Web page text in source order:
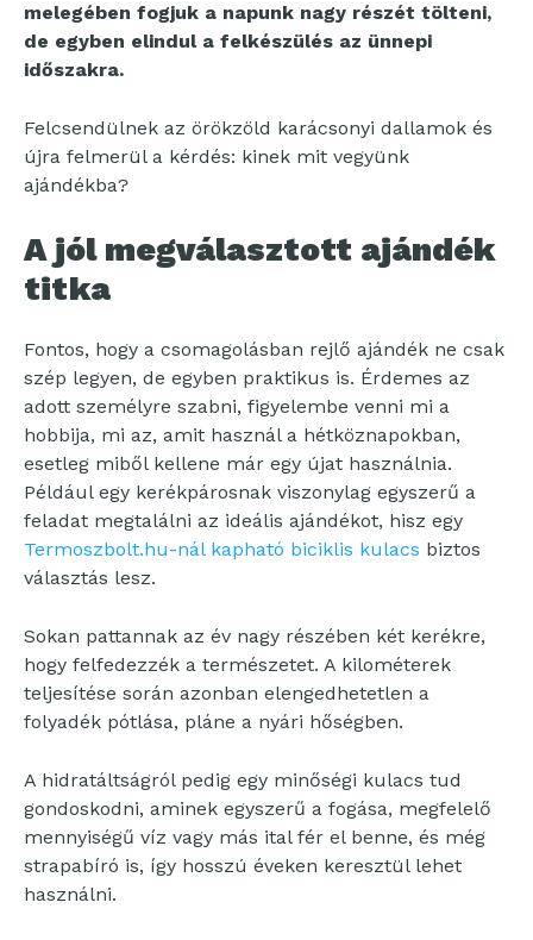
melegében fogjuk a napunk nagy részét tölteni,
de egyben elindul a felkészülés az ünnepi
időszakra.
Felcsendülnek az örökzöld karácsonyi dallamok és
újra felmerül a kérdés: kinek mit vegyünk
ajándékba?
A jól megválasztott ajándék
titka
Fontos, hogy a csomagolásban rejlő ajándék ne csak
szép legyen, de egyben praktikus is. Érdemes az
adott személyre szabni, figyelembe venni mi a
hobbija, mi az, amit használ a hétköznapokban,
esetleg miből kellene már egy újat használnia.
Például egy kerékpárosnak viszonylag egyszerű a
feladat megtalálni az ideális ajándékot, hisz egy
Termoszbolt.hu-nál kapható biciklis kulacs biztos
választás lesz.
Sokan pattannak az év nagy részében két kerékre,
hogy felfedezzék a természetet. A kilométerek
teljesítése során azonban elengedhetetlen a
folyadék pótlása, pláne a nyári hőségben.
A hidratáltságról pedig egy minőségi kulacs tud
gondoskodni, aminek egyszerű a fogása, megfelelő
mennyiségű víz vagy más ital fér el benne, és még
strapabíró is, így hosszú éveken keresztül lehet
használni.